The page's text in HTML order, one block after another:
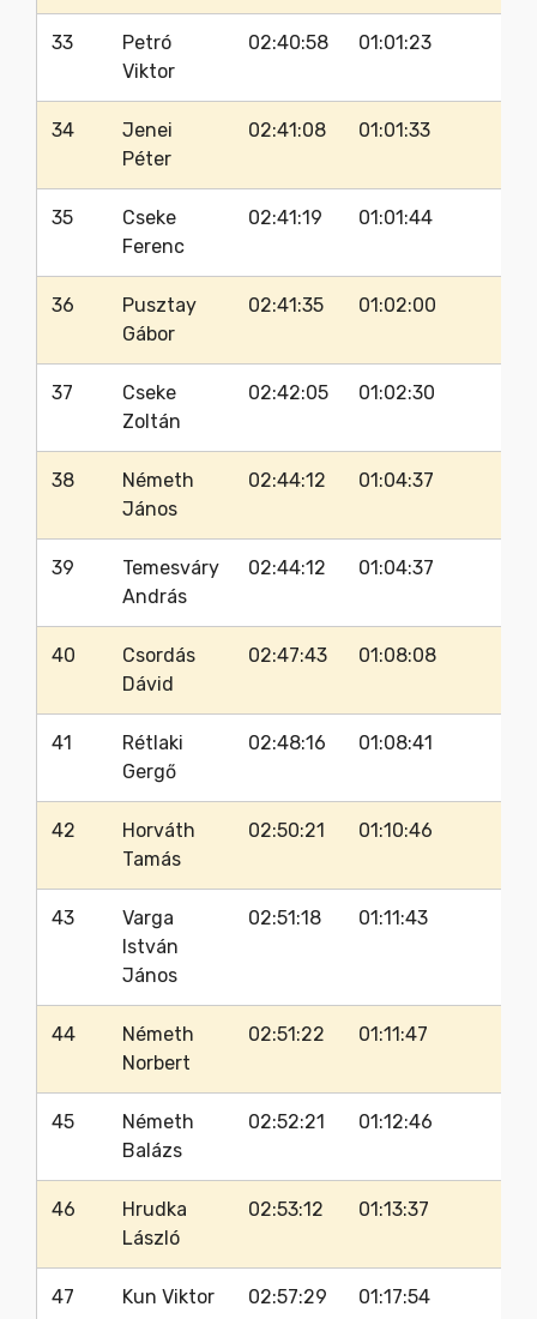
33
Petró
Viktor
02:40:58 01:01:23
34
Jenei
Péter
02:41:08 01:01:33
35
Cseke
Ferenc
02:41:19 01:01:44
36
Pusztay
Gábor
02:41:35 01:02:00
37
Cseke
Zoltán
02:42:05 01:02:30
38
Németh
János
02:44:12 01:04:37
39
Temesváry
András
02:44:12 01:04:37
40
Csordás
Dávid
02:47:43 01:08:08
41
Rétlaki
Gergő
02:48:16 01:08:41
42
Horváth
Tamás
02:50:21 01:10:46
43
Varga
István
János
02:51:18 01:11:43
44
Németh
Norbert
02:51:22 01:11:47
45
Németh
Balázs
02:52:21 01:12:46
46
Hrudka
László
02:53:12 01:13:37
47 Kun Viktor 02:57:29 01:17:54